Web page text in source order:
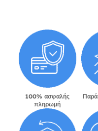
100% ασφαλής
πληρωμή